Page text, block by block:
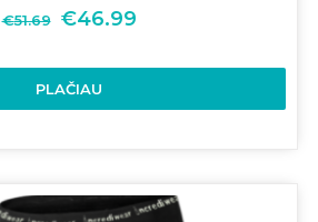
€51.69 €46.99
PLAČIAU